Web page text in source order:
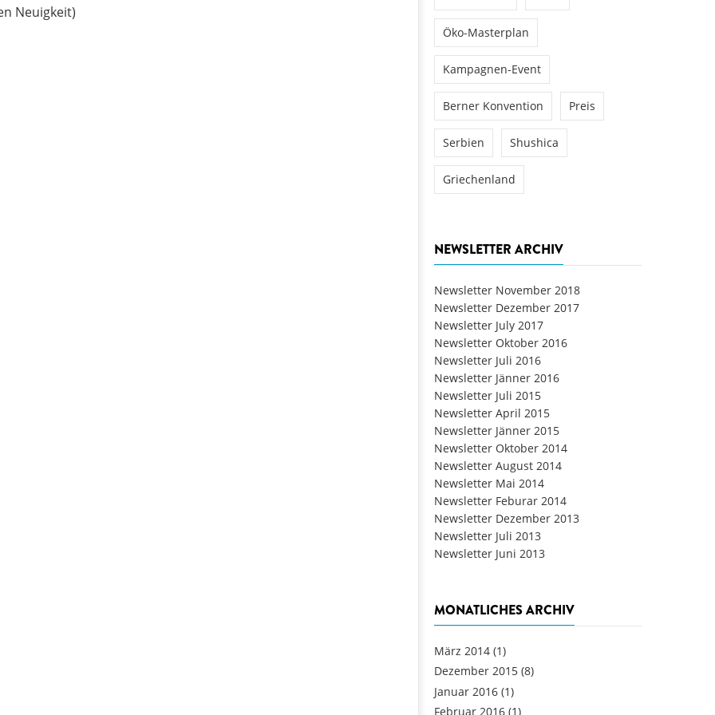
Neuigkeit)
Öko-Masterplan
Kampagnen-Event
Berner Konvention Preis
Serbien Shushica
Griechenland
NEWSLETTER ARCHIV
Newsletter November 2018
Newsletter Dezember 2017
Newsletter July 2017
Newsletter Oktober 2016
Newsletter Juli 2016
Newsletter Jänner 2016
Newsletter Juli 2015
Newsletter April 2015
Newsletter Jänner 2015
Newsletter Oktober 2014
Newsletter August 2014
Newsletter Mai 2014
Newsletter Feburar 2014
Newsletter Dezember 2013
Newsletter Juli 2013
Newsletter Juni 2013
MONATLICHES ARCHIV
März 2014 (1)
Dezember 2015 (8)
Januar 2016 (1)
Februar 2016 (1)